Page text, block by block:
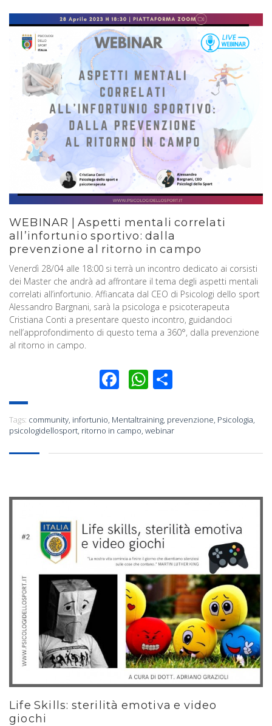
WEBINAR | Aspetti mentali correlati
all’infortunio sportivo: dalla
prevenzione al ritorno in campo
Venerdì 28/04 alle 18:00 si terrà un incontro dedicato ai corsisti
dei Master che andrà ad affrontare il tema degli aspetti mentali
correlati all’infortunio. Affiancata dal CEO di Psicologi dello sport
Alessandro Bargnani, sarà la psicologa e psicoterapeuta
Cristiana Conti a presentare questo incontro, guidandoci
nell’approfondimento di questo tema a 360°, dalla prevenzione
al ritorno in campo.
Facebook
WhatsApp
Tags: community infortunio Mentaltraining prevenzione Psicologia
psicologidellosport ritorno in campo webinar
Life Skills: sterilità emotiva e video
giochi